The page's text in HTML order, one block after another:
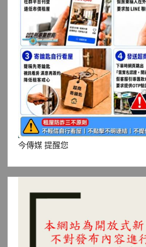
今傳媒 提醒您